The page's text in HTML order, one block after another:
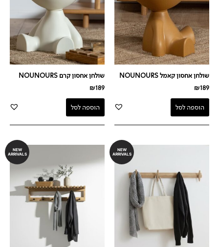
שולחן אחסון קאמל NOUNOURS
₪189
הוספה לסל
שולחן אחסון קרם NOUNOURS
₪189
הוספה לסל
NEW
ARRIVALS
NEW
ARRIVALS